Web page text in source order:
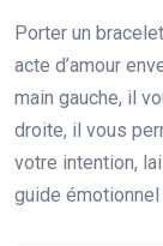
Porter un
acte d’amour
main gauche, il
droite, il vous
votre intention,
guide